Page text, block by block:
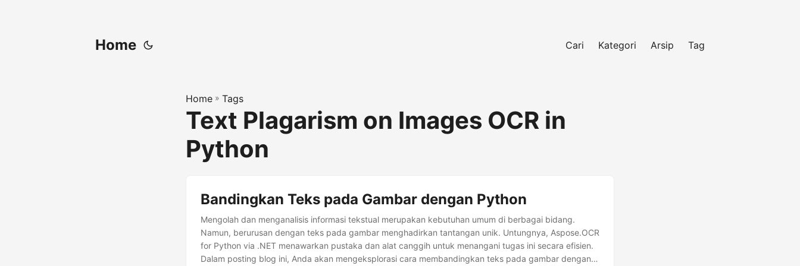
Home Cari Kategori Arsip Tag
Home » Tags
Text Plagarism on Images OCR in
Python
Bandingkan Teks pada Gambar dengan Python
Mengolah dan menganalisis informasi tekstual merupakan kebutuhan umum di berbagai bidang.
Namun, berurusan dengan teks pada gambar menghadirkan tantangan unik. Untungnya, Aspose.OCR
for Python via .NET menawarkan pustaka dan alat canggih untuk menangani tugas ini secara efisien.
Dalam posting blog ini, Anda akan mengeksplorasi cara membandingkan teks pada gambar dengan